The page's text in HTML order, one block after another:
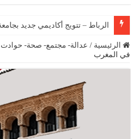
الم
الرئيسية / عدالة- مجتمع- صحة- حوادت
في المغرب